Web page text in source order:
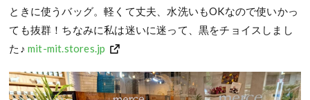
ときに使うバッグ。軽くて丈夫、水洗いもOKなので使いかっ
ても抜群！ちなみに私は迷いに迷って、黒をチョイスしまし
た♪mit-mit.stores.jp